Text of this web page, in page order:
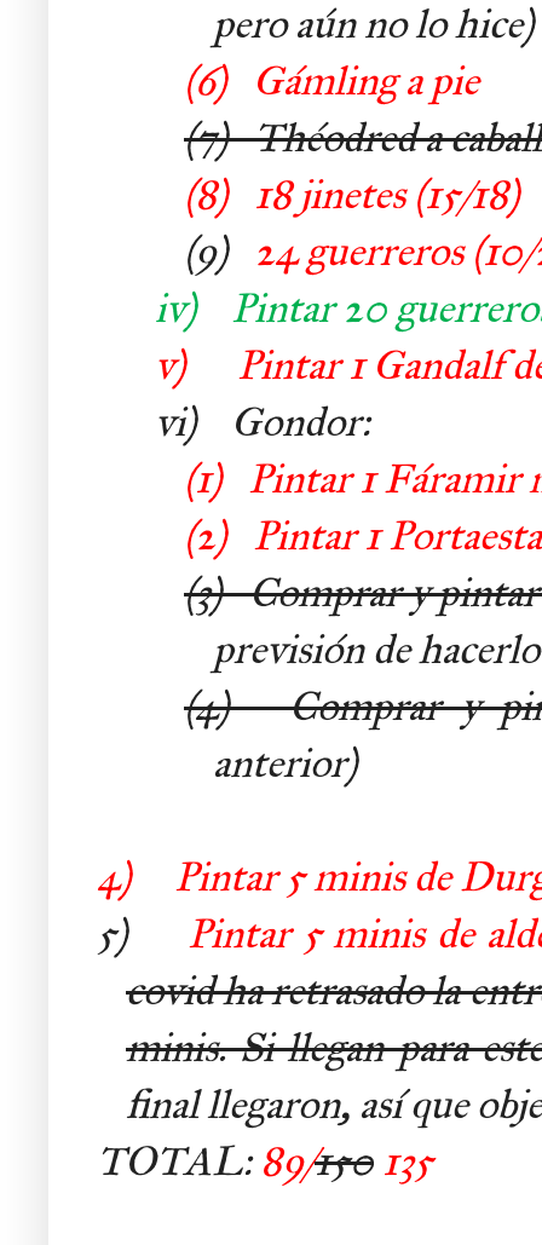
pero aún no lo hice)
(6)
Gámling a pie
(7)Théodred a
(8) 18 jinetes (15/18)
(9) 24 guerreros
iv)
Pintar 20
v)
Pintar 1 Gandalf
vi) Gondor:
(1) Pintar 1 Fáramir
(2) Pintar 1
(3)Comprar y pintar
previsión de
(4)Comprar y
anterior)
4)
Pintar 5 minis de
5) Pintar 5 minis de
covid ha retrasado la
minis. Si llegan para
final llegaron, así que
TOTAL:89/150 135